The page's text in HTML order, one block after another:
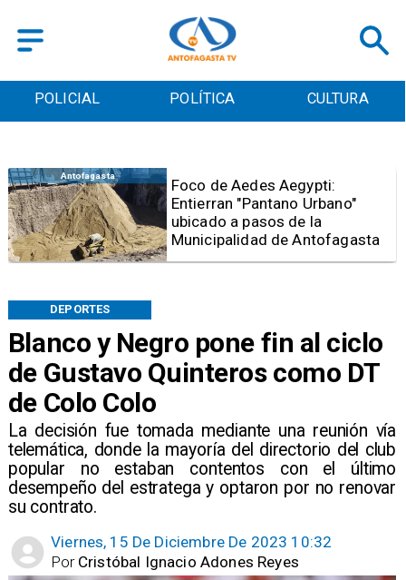
POLICIAL POLÍTICA CULTURA
Blanco y Negro pone fin al ciclo
de Gustavo Quinteros como DT
de Colo Colo
La decisión fue tomada mediante una reunión vía
telemática, donde la mayoría del directorio del club
popular no estaban contentos con el último
desempeño del estratega y optaron por no renovar
su contrato.
DEPORTES
Viernes, 15 De Diciembre De 2023 10:32
Cristóbal Ignacio Adones Reyes
Por
de Aedes Aegypti:
"Pantano Urbano"
a pasos de la
de Antofagasta